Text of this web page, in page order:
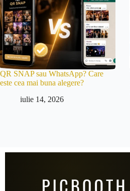
QR SNAP sau WhatsApp? Care
este cea mai buna alegere?
iulie 14, 2026